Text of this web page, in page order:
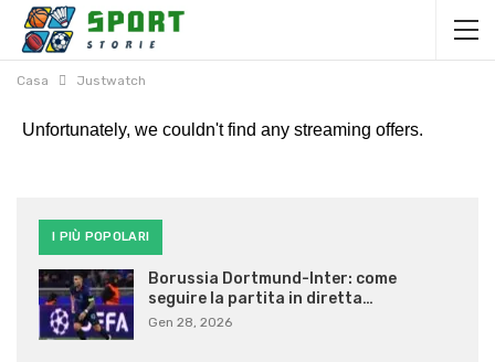
Casa Justwatch
I PIÙ POPOLARI
Borussia Dortmund-Inter: come
seguire la partita in diretta…
Gen 28, 2026